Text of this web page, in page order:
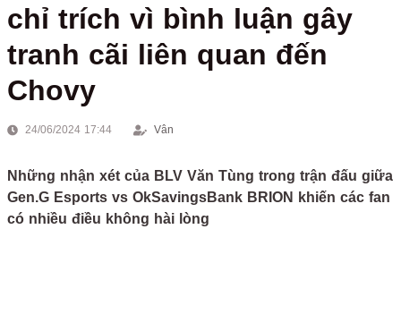
chỉ trích vì bình luận gây
tranh cãi liên quan đến
Chovy
24/06/2024 17:44 Vân
Những nhận xét của BLV Văn Tùng trong trận đấu giữa
Gen.G Esports vs OkSavingsBank BRION khiến các fan
có nhiều điều không hài lòng